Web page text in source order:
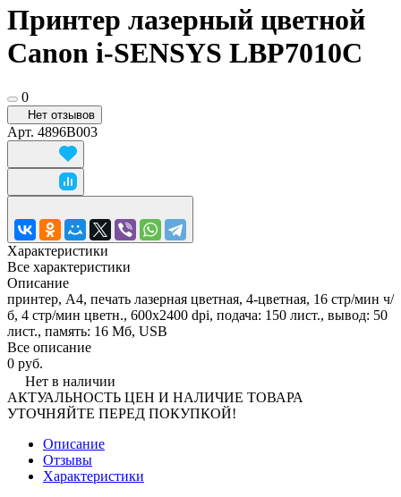
Принтер лазерный цветной
Canon i-SENSYS LBP7010C
0
Нет отзывов
Арт. 4896B003
Характеристики
Все характеристики
Описание
принтер, A4, печать лазерная цветная, 4-цветная, 16 стр/мин ч/
б, 4 стр/мин цветн., 600x2400 dpi, подача: 150 лист., вывод: 50
лист., память: 16 Мб, USB
Все описание
0 руб.
Нет в наличии
АКТУАЛЬНОСТЬ ЦЕН И НАЛИЧИЕ ТОВАРА
УТОЧНЯЙТЕ ПЕРЕД ПОКУПКОЙ!
Описание
Отзывы
Характеристики